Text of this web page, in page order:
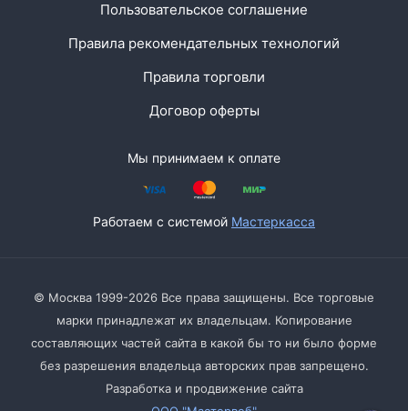
Пользовательское соглашение
Правила рекомендательных технологий
Правила торговли
Договор оферты
Мы принимаем к оплате
Работаем с системой Мастеркасса
© Москва 1999-2026 Все права защищены. Все торговые
марки принадлежат их владельцам. Копирование
составляющих частей сайта в какой бы то ни было форме
без разрешения владельца авторских прав запрещено.
Разработка и продвижение сайта